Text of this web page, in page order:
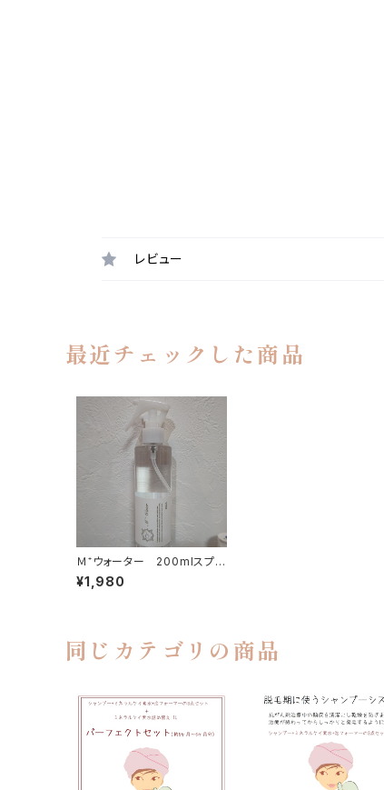
レビュー
最近チェックした商品
Ｍ⁺ウォーター 200mlスプレ
ー
¥1,980
同じカテゴリの商品